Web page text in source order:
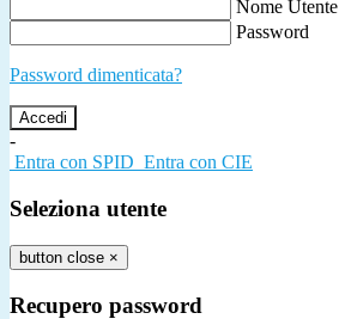
Nome Utente
Password
Password dimenticata?
-
Entra con SPID Entra con CIE
Seleziona utente
button close ×
Recupero password